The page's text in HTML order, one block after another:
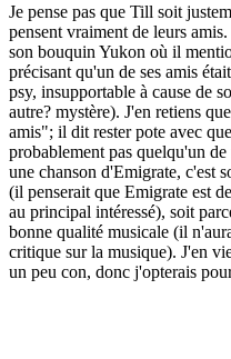
Je pense pas que Till soit
pensent vraiment de leurs
son bouquin Yukon où il
précisant qu'un de ses amis
psy, insupportable à cause de
autre? mystère). J'en retiens
amis"; il dit rester pote avec
probablement pas quelqu'un
une chanson d'Emigrate, c'est
(il penserait que Emigrate est
au principal intéressé), soit
bonne qualité musicale (il
critique sur la musique). J'en
un peu con, donc j'opterais